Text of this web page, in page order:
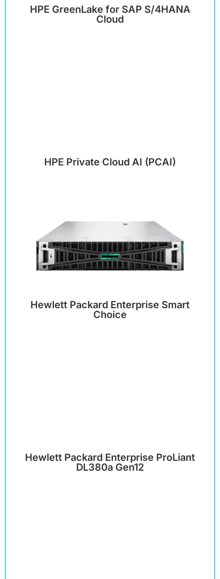
HPE GreenLake for SAP S/4HANA
Cloud
HPE Private Cloud AI (PCAI)
Hewlett Packard Enterprise Smart
Choice
Hewlett Packard Enterprise ProLiant
DL380a Gen12